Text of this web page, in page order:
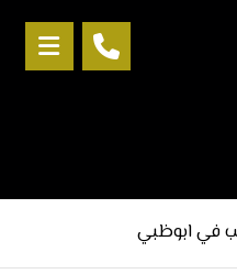
في ابوظبي